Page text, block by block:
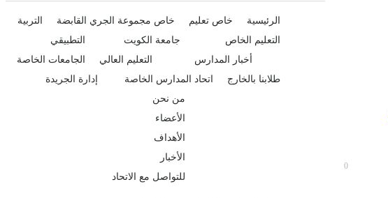
0
الرئيسية خاص تعليم خاص مجموعة الجري القابضة
التربية
التعليم الخاص
أخبار المدارس
جامعة الكويت
التعليم العالي
التطبيقي
الجامعات الخاصة
طلابنا بالخارج
اتحاد المدارس الخاصة
من نحن
الأعضاء
الأهداف
الأخبار
للتواصل مع الاتحاد
إدارة الجريدة